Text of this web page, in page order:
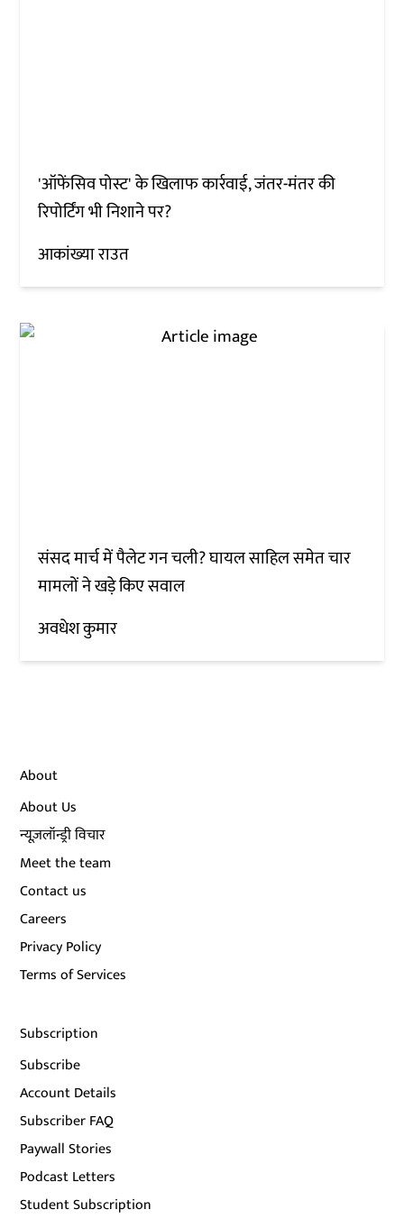
'ऑफेंसिव पोस्ट' के खिलाफ कार्रवाई, जंतर-मंतर की
रिपोर्टिंग भी निशाने पर?
आकांख्या राउत
संसद मार्च में पैलेट गन चली? घायल साहिल समेत चार
मामलों ने खड़े किए सवाल
अवधेश कुमार
About
About Us
न्यूज़लॉन्ड्री विचार
Meet the team
Contact us
Careers
Privacy Policy
Terms of Services
Subscription
Subscribe
Account Details
Subscriber FAQ
Paywall Stories
Podcast Letters
Student Subscription